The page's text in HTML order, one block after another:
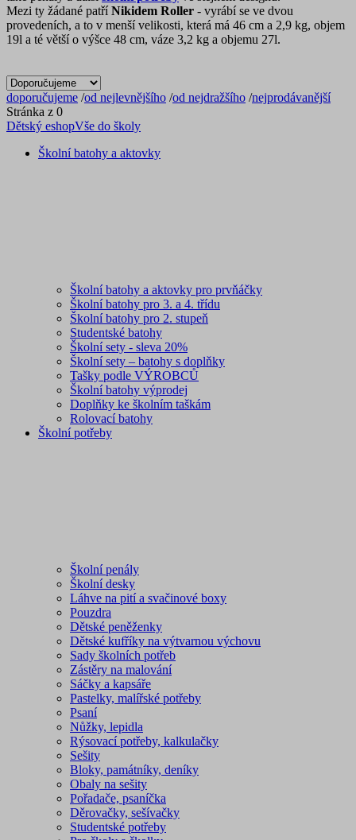
Mezi ty žádané patříNikidem Roller - vyrábí se ve dvou
provedeních, a to v menší velikosti, která má 46 cm a 2,9 kg, objem
19l a té větší o výšce 48 cm, váze 3,2 kg a objemu 27l.
doporučujeme /od nejlevnějšího /od nejdražšího /nejprodávanější
Stránka z 0
Dětský eshopVše do školy
Školní batohy a aktovky
Školní batohy a aktovky pro prvňáčky
Školní batohy pro 3. a 4. třídu
Školní batohy pro 2. stupeň
Studentské batohy
Školní sety - sleva 20%
Školní sety – batohy s doplňky
Tašky podle VÝROBCŮ
Školní batohy výprodej
Doplňky ke školním taškám
Rolovací batohy
Školní potřeby
Školní penály
Školní desky
Láhve na pití a svačinové boxy
Pouzdra
Dětské peněženky
Dětské kufříky na výtvarnou výchovu
Sady školních potřeb
Zástěry na malování
Sáčky a kapsáře
Pastelky, malířské potřeby
Psaní
Nůžky, lepidla
Rýsovací potřeby, kalkulačky
Sešity
Bloky, památníky, deníky
Obaly na sešity
Pořadače, psaníčka
Děrovačky, sešívačky
Studentské potřeby